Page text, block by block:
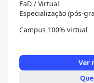
EaD / Virtual
Campus 100% virtual
Ver